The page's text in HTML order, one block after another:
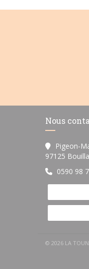
nouvelle fenêtre))
Nous
Pigeon-
97125
0590 98
© 2026 LA